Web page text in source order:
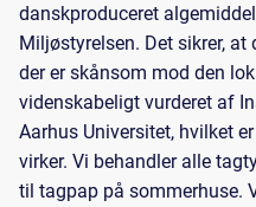
danskproduceret
Miljøstyrelsen. Det sikrer,
der er skånsom mod den
videnskabeligt vurderet af
Aarhus Universitet, hvilket
virker. Vi behandler alle
til tagpap på sommerhuse.